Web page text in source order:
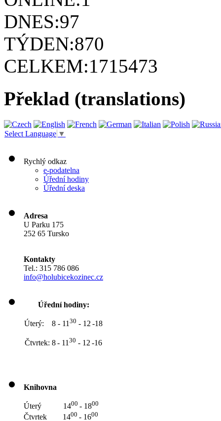
DNES:97
TÝDEN:870
CELKEM:1715473
Překlad (translations)
Select Language ▼
Rychlý odkaz
e-podatelna
Úřední hodiny
Úřední deska
Adresa
U Parku 175
252 65 Tursko
Kontakty
Tel.: 315 786 086
info@holubicekozinec.cz
Úřední hodiny:
Úterý: 8 - 1130 - 12-18
Čtvrtek: 8- 11 30 - 12 -16
Knihovna
Úterý 1400 - 1800
Čtvrtek 1400 - 1600